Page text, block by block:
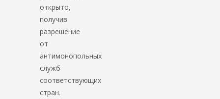
открыто,
получив
разрешение
от
антимонопольных
служб
соответствующих
стран.